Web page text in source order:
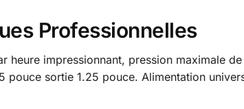
Professionnelles
heure impressionnant, pression maximale
sortie 1.25 pouce. Alimentation